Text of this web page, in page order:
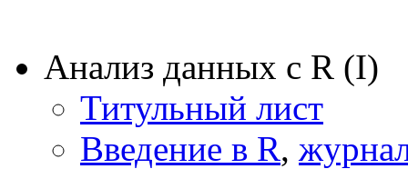
Анализ данных с R (I)
Титульный лист
Введение в R,